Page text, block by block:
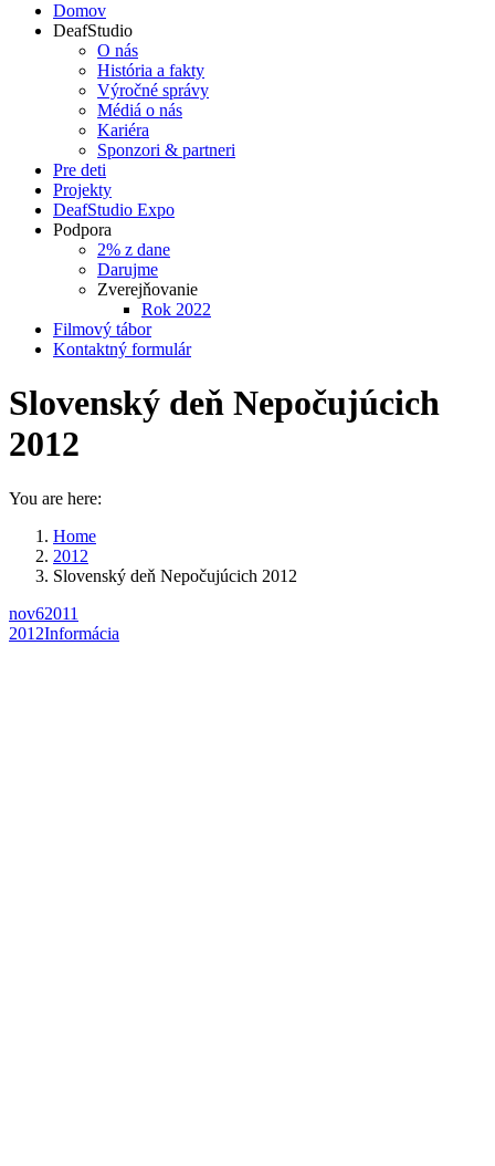
Domov
DeafStudio
O nás
História a fakty
Výročné správy
Médiá o nás
Kariéra
Sponzori & partneri
Pre deti
Projekty
DeafStudio Expo
Podpora
2% z dane
Darujme
Zverejňovanie
Rok 2022
Filmový tábor
Kontaktný formulár
Slovenský deň Nepočujúcich
2012
You are here:
Home
2012
Slovenský deň Nepočujúcich 2012
nov62011
2012Informácia